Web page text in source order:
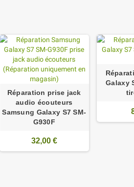
Réparation prise jack
audio écouteurs
Samsung Galaxy S7 SM-
G930F
32,00 €
Galaxy